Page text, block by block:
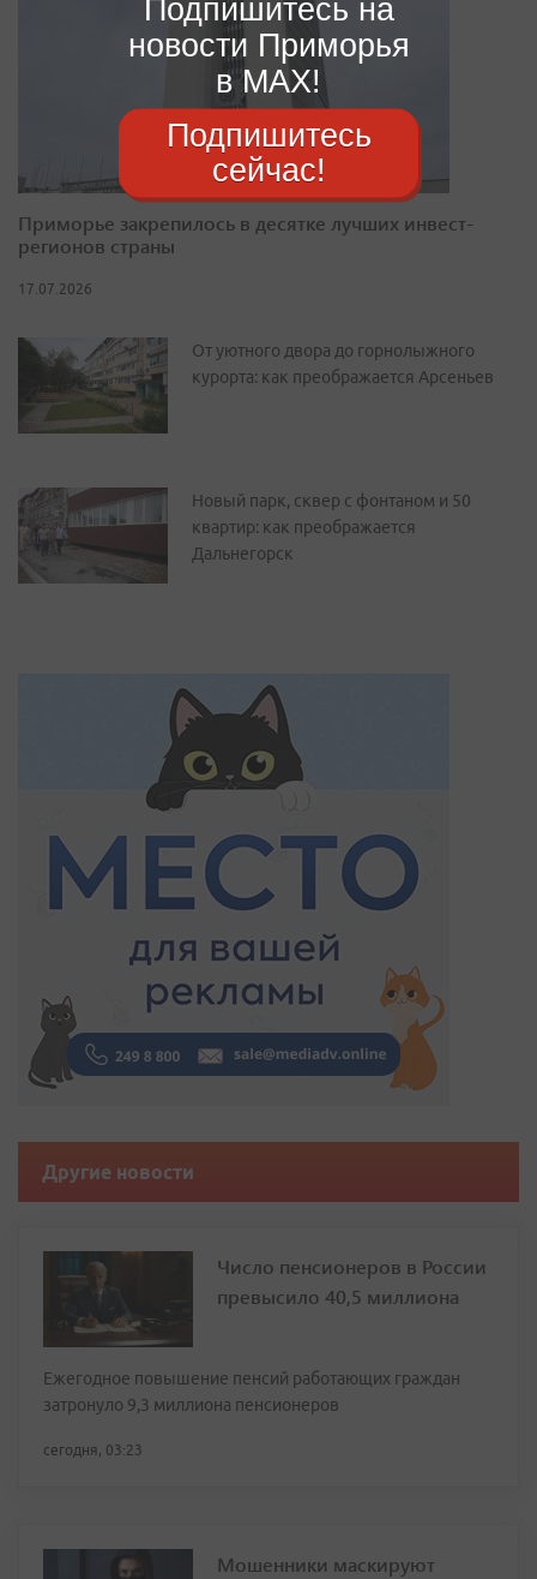
Приморье закрепилось в десятке лучших инвест-
регионов страны
17.07.2026
От уютного двора до горнолыжного
курорта: как преображается Арсеньев
Новый парк, сквер с фонтаном и 50
квартир: как преображается
Дальнегорск
Другие новости
Число пенсионеров в России
превысило 40,5 миллиона
Ежегодное повышение пенсий работающих граждан
затронуло 9,3 миллиона пенсионеров
сегодня, 03:23
Мошенники маскируют
Подпишитесь на
новости Приморья
в MAX!
Подпишитесь
сейчас!